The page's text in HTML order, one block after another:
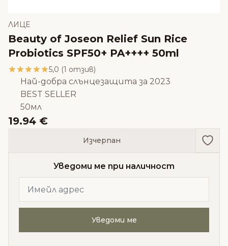
ЛИЦЕ
Beauty of Joseon Relief Sun Rice
Probiotics SPF50+ PA++++ 50ml
5,0 (1 отзив)
Най-добра слънцезащита за 2023
BEST SELLER
50мл
19.94 €
Изчерпан
Уведоми ме при наличност
Уведоми ме